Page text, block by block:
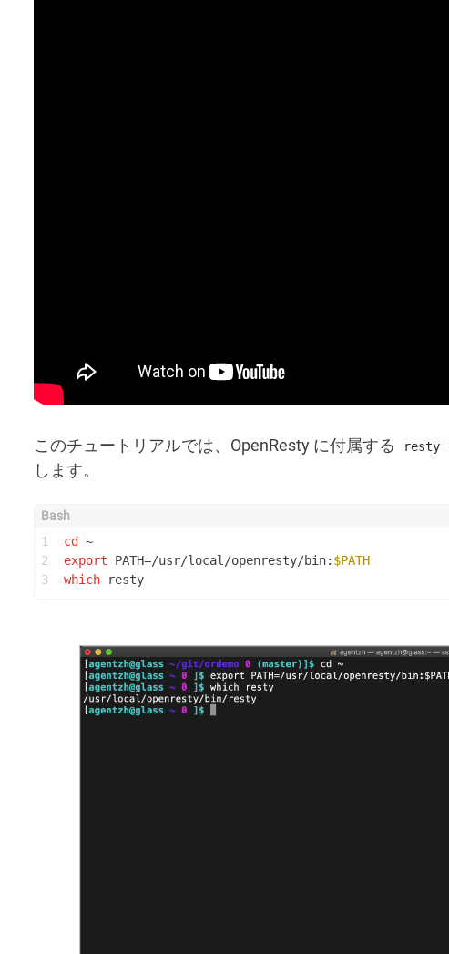
このチュートリアルでは、OpenResty に付属する resty
します。
1
2
3
cd ~
export PATH=/usr/local/openresty/bin: $PATH
which resty